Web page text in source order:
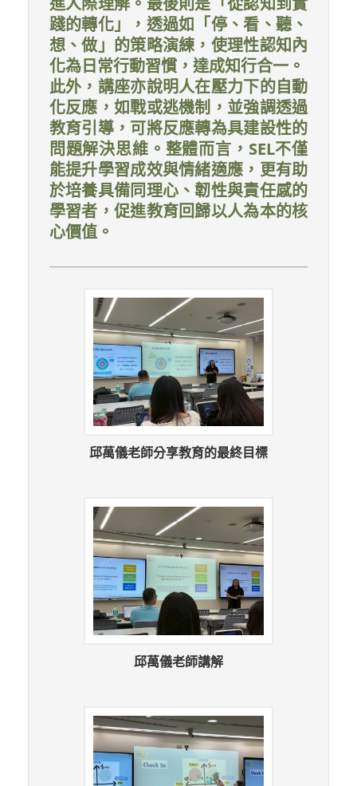
踐的轉化」，透過如「停、看、聽、
想、做」的策略演練，使理性認知內
化為日常行動習慣，達成知行合一。
此外，講座亦說明人在壓力下的自動
化反應，如戰或逃機制，並強調透過
教育引導，可將反應轉為具建設性的
問題解決思維。整體而言，SEL不僅
能提升學習成效與情緒適應，更有助
於培養具備同理心、韌性與責任感的
學習者，促進教育回歸以人為本的核
心價值。
邱萬儀老師分享教育的最終目標
邱萬儀老師講解